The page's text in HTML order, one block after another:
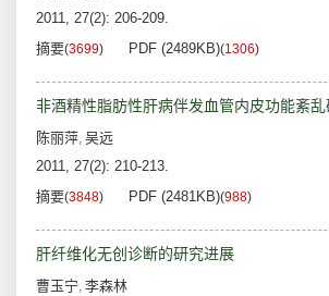
2011, 27(2): 206-209.
摘要(3699) PDF (2489KB)(1306)
非酒精性脂肪性肝病伴发血管内皮功能紊
陈丽萍, 吴远
2011, 27(2): 210-213.
摘要(3848) PDF (2481KB)(988)
肝纤维化无创诊断的研究进展
曹玉宁, 李森林